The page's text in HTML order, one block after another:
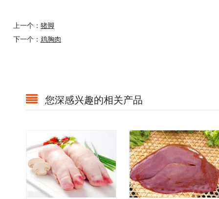
上一个： 猪脚
下一个： 鸡胸肉
您深感兴趣的相关产品